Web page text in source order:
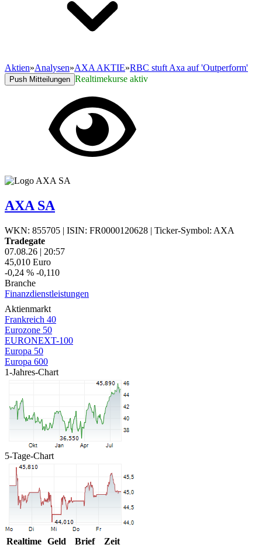
Aktien»Analysen»AXA AKTIE»RBC stuft Axa auf 'Outperform'
Push Mitteilungen Realtimekurse aktiv
AXA SA
WKN: 855705 | ISIN: FR0000120628 | Ticker-Symbol: AXA
Tradegate
07.08.26 | 20:57
45,010 Euro
-0,24 % -0,110
Branche
Finanzdienstleistungen
Aktienmarkt
Frankreich 40
Eurozone 50
EURONEXT-100
Europa 50
Europa 600
1-Jahres-Chart
5-Tage-Chart
Realtime Geld Brief
Zeit